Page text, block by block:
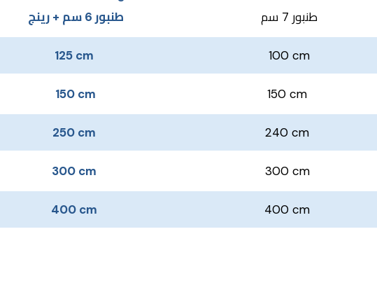
طنبور 6 سم + رينج
طنبور 7 سم
125 cm 100 cm
150 cm 150 cm
250 cm 240 cm
300 cm 300 cm
400 cm 400 cm